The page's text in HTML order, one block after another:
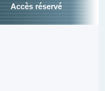
Accès réservé